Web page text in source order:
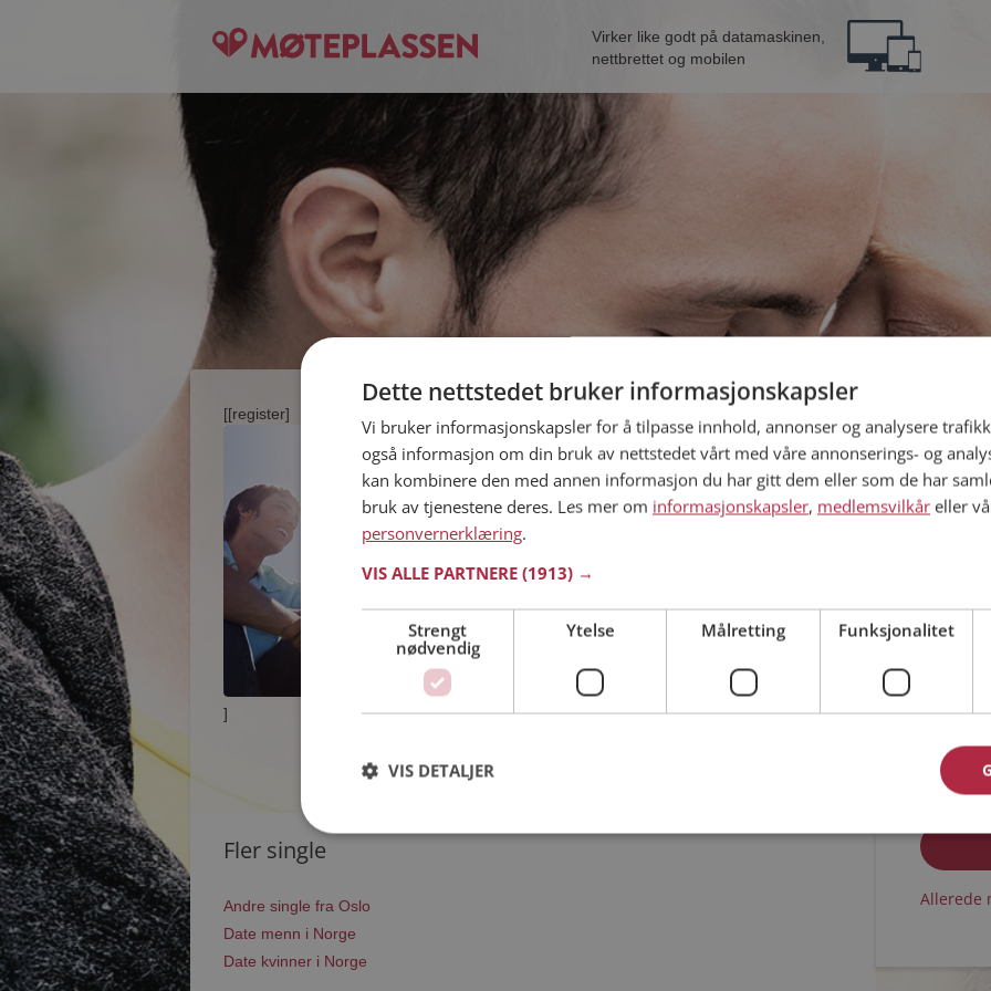
Virker like godt på datamaskinen,
nettbrettet og mobilen
[[register]
]
Fler single
Andre single fra Oslo
Date menn i Norge
Date kvinner i Norge
Jeg er en:
Jeg
Jeg
Allerede
Dette nettstedet bruker informasjonskapsler
Vi bruker informasjonskapsler for å tilpasse innhold, annonser og analysere
også informasjon om din bruk av nettstedet vårt med våre annonserings- og
kan kombinere den med annen informasjon du har gitt dem eller som de har
bruk av tjenestene deres. Les mer om informasjonskapsler, medlemsvilkår eller
personvernerklæring.
VIS ALLE PARTNERE (1913) →
Strengt
nødvendig
Ytelse Målretting Funksjonalitet
VIS DETALJER